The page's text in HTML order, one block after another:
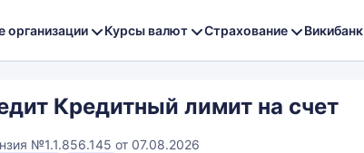
организации Курсы валют Страхование Викибанк
Кредитный лимит на счет
№1.1.856.145 от 07.08.2026